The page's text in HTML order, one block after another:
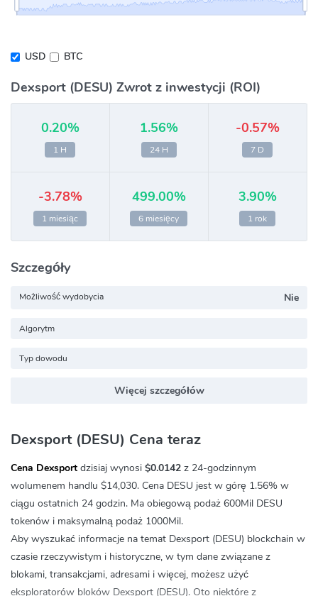
USD BTC
Dexsport (DESU) Zwrot z inwestycji (ROI)
0.20%
1 H
1.56%
24 H
-0.57%
7 D
-3.78%
1 miesiąc
499.00%
6 miesięcy
3.90%
1 rok
Szczegóły
Możliwość wydobycia Nie
Algorytm
Typ dowodu
Więcej szczegółów
Dexsport (DESU) Cena teraz
Cena Dexsport dzisiaj wynosi $0.0142 z 24-godzinnym
wolumenem handlu $14,030. Cena DESU jest w górę 1.56% w
ciągu ostatnich 24 godzin. Ma obiegową podaż 600Mil DESU
tokenów i maksymalną podaż 1000Mil.
Aby wyszukać informacje na temat Dexsport (DESU) blockchain w
czasie rzeczywistym i historyczne, w tym dane związane z
blokami, transakcjami, adresami i więcej, możesz użyć
eksploratorów bloków Dexsport (DESU). Oto niektóre z